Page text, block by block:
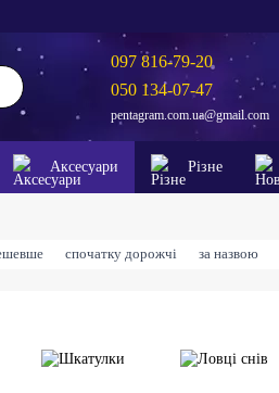
097 816-79-20
050 134-07-47
pentagram.com.ua@gmail.com
Аксесуари Різне
спочатку дорожчі за назвою